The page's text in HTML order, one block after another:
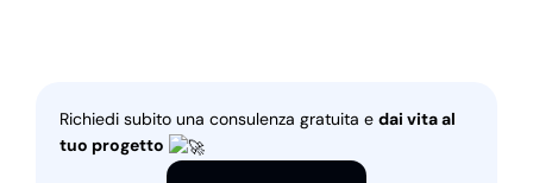
Richiedi subito una consulenza gratuita e dai vita al
tuo progetto